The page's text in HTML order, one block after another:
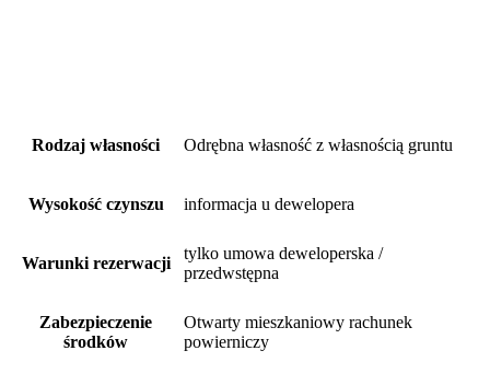
Rodzaj własności Odrębna własność z własnością gruntu
Wysokość czynszu informacja u dewelopera
Warunki rezerwacji
tylko umowa deweloperska /
przedwstępna
Zabezpieczenie
środków
Otwarty mieszkaniowy rachunek
powierniczy